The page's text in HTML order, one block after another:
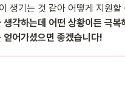
생기는 것 같아 어떻게 지원할
각하는데 어떤 상황이든 극복
어가셨으면 좋겠습니다!